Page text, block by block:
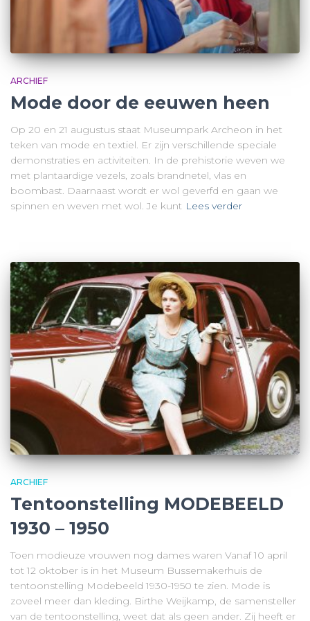
ARCHIEF
Mode door de eeuwen heen
Op 20 en 21 augustus staat Museumpark Archeon in het
teken van mode en textiel. Er zijn verschillende speciale
demonstraties en activiteiten. In de prehistorie weven we
met plantaardige vezels, zoals brandnetel, vlas en
boombast. Daarnaast wordt er wol geverfd en gaan we
spinnen en weven met wol. Je kunt Lees verder
ARCHIEF
Tentoonstelling MODEBEELD
1930 – 1950
Toen modieuze vrouwen nog dames waren Vanaf 10 april
tot 12 oktober is in het Museum Bussemakerhuis de
tentoonstelling Modebeeld 1930-1950 te zien. Mode is
zoveel meer dan kleding. Birthe Weijkamp, de samensteller
van de tentoonstelling, weet dat als geen ander. Zij heeft er